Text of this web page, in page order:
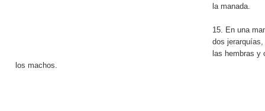
la manada.
15. En una
dos jerarquías,
las hembras y
los machos.